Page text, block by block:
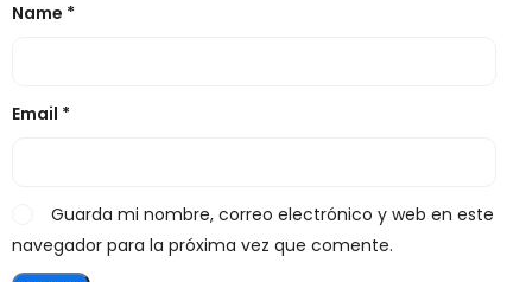
Name *
Email *
Guarda mi nombre, correo electrónico y web en este
navegador para la próxima vez que comente.